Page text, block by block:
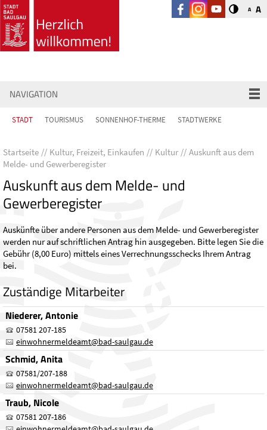
A A
NAVIGATION
STADT TOURISMUS SONNENHOF-THERME STADTWERKE
Startseite Kultur, Freizeit, Einkaufen Kultur
Auskunft aus dem
Melde- und Gewerberegister
Auskunft aus dem Melde- und
Gewerberegister
Auskünfte über andere Personen aus dem Melde- und Gewerberegister
werden nur auf schriftlichen Antrag hin ausgegeben. Bitte legen Sie die
Gebühr (8,00 Euro) mittels eines Verrechnungsschecks Ihrem Antrag
bei.
Zuständige Mitarbeiter
Niederer, Antonie
07581 207-185
einwohnermeldeamt@bad-saulgau.de
Schmid, Anita
07581/207-188
einwohnermeldeamt@bad-saulgau.de
Traub, Nicole
07581 207-186